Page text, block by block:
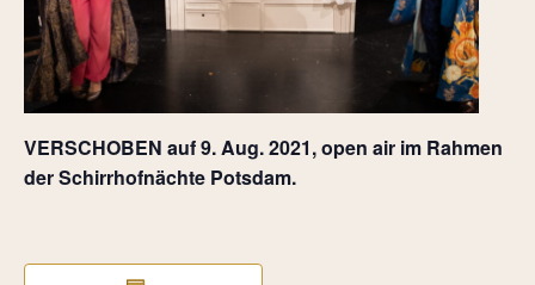
VERSCHOBEN auf 9. Aug. 2021, open air im Rahmen
der Schirrhofnächte Potsdam.